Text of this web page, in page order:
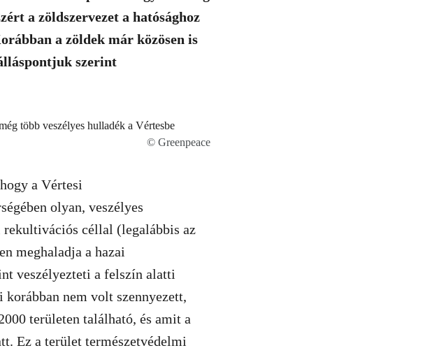
a zöldszervezet a hatósághoz
a zöldek már közösen is
szerint
© Greenpeace
a Vértesi
olyan, veszélyes
céllal (legalábbis az
meghaladja a hazai
veszélyezteti a felszín alatti
nem volt szennyezett,
területen található, és amit a
Ez a terület természetvédelmi